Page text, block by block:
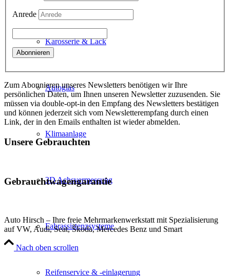
Karosserie & Lack
Autoglas
Klimaanlage
3D Achsvermessung
Fahrassistenzsysteme
Reifenservice & -einlagerung
Anrede
Zum Abonnieren unseres Newsletters benötigen wir Ihre
persönlichen Daten, um Ihnen unseren Newsletter zuzusenden. Sie
müssen via double-opt-in den Empfang des Newsletters bestätigen
und können jederzeit sich vom Newsletterempfang durch einen
Link, der in den Emails enthalten ist wieder abmelden.
Unsere Gebrauchten
Gebrauchtwagengarantie
Auto Hirsch – Ihre freie Mehrmarkenwerkstatt mit Spezialisierung
auf VW, Audi, Seat, Škoda, Mercedes Benz und Smart
Nach oben scrollen